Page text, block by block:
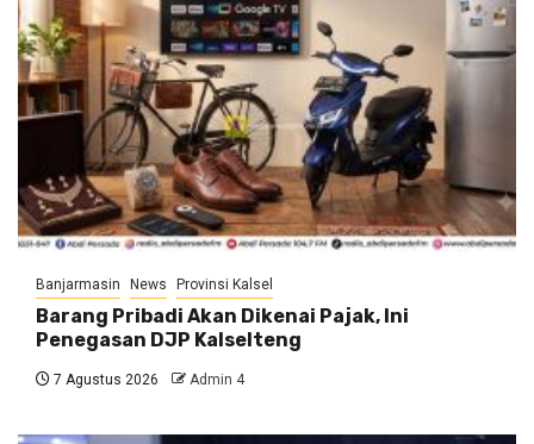
Banjarmasin News Provinsi Kalsel
Barang Pribadi Akan Dikenai Pajak, Ini
Penegasan DJP Kalselteng
7 Agustus 2026 Admin 4